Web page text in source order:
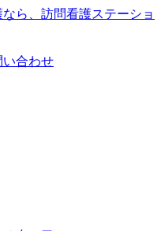
い合わせ